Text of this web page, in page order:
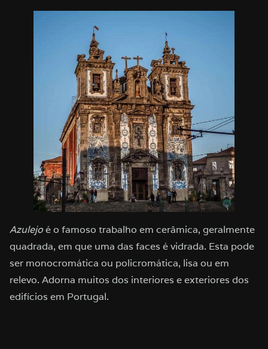
Azulejoé o famoso trabalho em cerâmica, geralmente
quadrada, em que uma das faces é vidrada. Esta pode
ser monocromática ou policromática, lisa ou em
relevo. Adorna muitos dos interiores e exteriores dos
edifícios em Portugal.